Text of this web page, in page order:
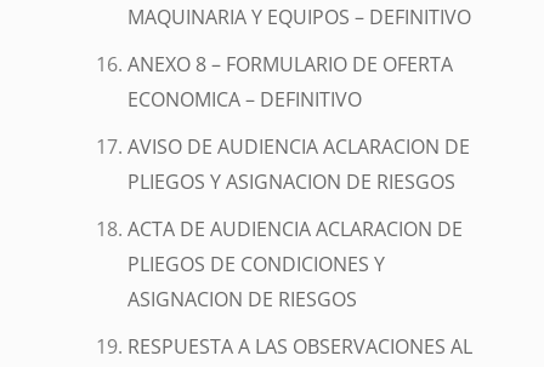
MAQUINARIA Y EQUIPOS – DEFINITIVO
ANEXO 8 – FORMULARIO DE OFERTA
ECONOMICA – DEFINITIVO
AVISO DE AUDIENCIA ACLARACION DE
PLIEGOS Y ASIGNACION DE RIESGOS
ACTA DE AUDIENCIA ACLARACION DE
PLIEGOS DE CONDICIONES Y
ASIGNACION DE RIESGOS
RESPUESTA A LAS OBSERVACIONES AL